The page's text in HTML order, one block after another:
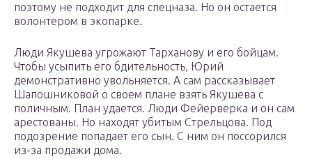
поэтому не подходит для спецназа. Но он остается
волонтером в экопарке.
Люди Якушева угрожают Тарханову и его бойцам.
Чтобы усыпить его бдительность, Юрий
демонстративно увольняется. А сам рассказывает
Шапошниковой о своем плане взять Якушева с
поличным. План удается. Люди Фейерверка и он сам
арестованы. Но находят убитым Стрельцова. Под
подозрение попадает его сын. С ним он поссорился
из-за продажи дома.